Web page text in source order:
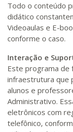
Todo o conteúdo
didático
Videoaulas e E-
conforme o caso.
Interação e
Este programa de
infraestrutura que
alunos e
Administrativo.
eletrônicos com
telefônico,